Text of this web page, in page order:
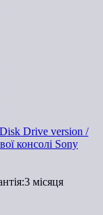
Drive version /
консолі Sony
3 місяця